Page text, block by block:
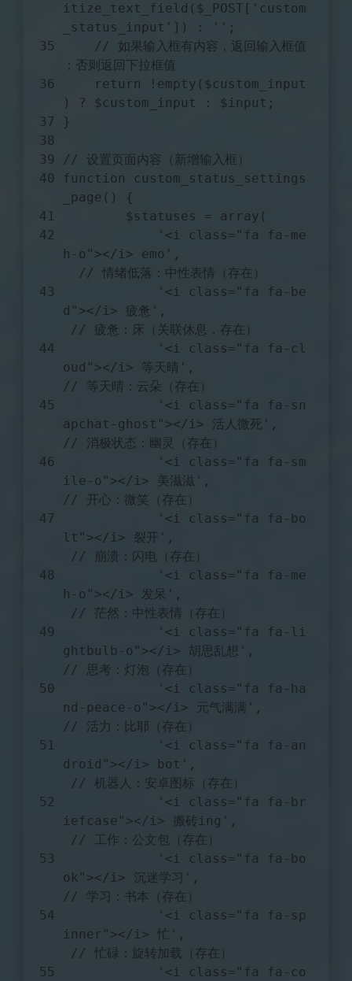
itize_text_field( $_POST [ 'custom
_status_input' ]) : '' ;
// 如果输入框有内容，返回输入框值
；否则返回下拉框值
return
! empty ( $custom_input
) ?
$custom_input : $input ;
}
// 设置页面内容（新增输入框）
function
custom_status_settings
_page ( )
{
$statuses
= array (
'<i class="fa fa-me
h-o"></i> emo' ,
// 情绪低落：中性表情（存在）
'<i class="fa fa-be
d"></i> 疲惫' ,
// 疲惫：床（关联休息，存在）
'<i class="fa fa-cl
oud"></i> 等天晴' ,
// 等天晴：云朵（存在）
'<i class="fa fa-sn
apchat-ghost"></i> 活人微死' ,
// 消极状态：幽灵（存在）
'<i class="fa fa-sm
ile-o"></i> 美滋滋' ,
// 开心：微笑（存在）
'<i class="fa fa-bo
lt"></i> 裂开' ,
// 崩溃：闪电（存在）
'<i class="fa fa-me
h-o"></i> 发呆' ,
// 茫然：中性表情（存在）
'<i class="fa fa-li
ghtbulb-o"></i> 胡思乱想' ,
// 思考：灯泡（存在）
'<i class="fa fa-ha
nd-peace-o"></i> 元气满满' ,
// 活力：比耶（存在）
'<i class="fa fa-an
droid"></i> bot' ,
// 机器人：安卓图标（存在）
'<i class="fa fa-br
iefcase"></i> 搬砖ing' ,
// 工作：公文包（存在）
'<i class="fa fa-bo
ok"></i> 沉迷学习' ,
// 学习：书本（存在）
'<i class="fa fa-sp
inner"></i> 忙' ,
// 忙碌：旋转加载（存在）
'<i class="fa fa-co